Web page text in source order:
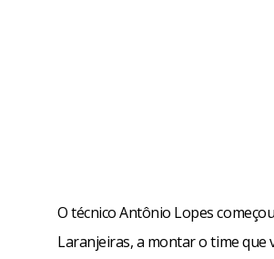
O técnico Antônio Lopes
Laranjeiras, a montar o time